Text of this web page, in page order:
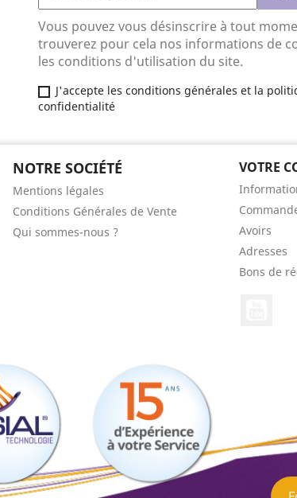
Vous pouvez vous désinscrire à tout
trouverez pour cela nos informations de
les conditions d'utilisation du site.
J'accepte les conditions générales et la
confidentialité
NOTRE SOCIÉTÉ
Mentions légales
Conditions Générales de Vente
Qui sommes-nous ?
VOTRE
Avoirs
Adresses
Bons de